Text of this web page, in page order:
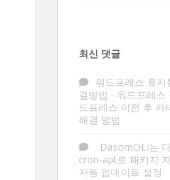
최신 댓글
워드프레스 휴
결방법 - 워드프레스
드프레스 이전 후 카
해결 방법
DasomOLI는
cron-apt로 패키지
자동 업데이트 설정